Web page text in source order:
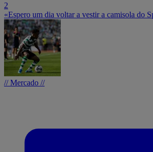
2
«Espero um dia voltar a vestir a camisola do
// Mercado //